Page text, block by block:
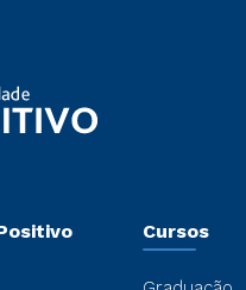
Cursos